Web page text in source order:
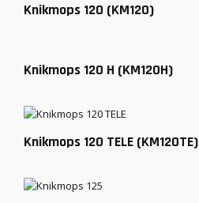
Knikmops 120 (KM120)
Knikmops 120 H (KM120H)
Knikmops 120 TELE (KM120TE)